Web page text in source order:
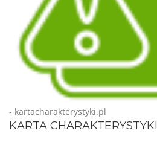
KARTA CHARAKTERYSTYKI
- kartacharakterystyki.pl